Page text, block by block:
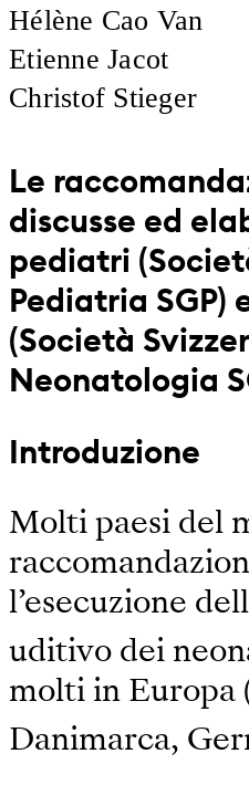
Hélène Cao Van
Etienne Jacot
Christof Stieger
Le
discusse ed
pediatri
Pediatria SGP)
(Società
Neonatologia
Introduzione
Molti paesi del
l’esecuzione
uditivo dei
molti in Europa
Danimarca,